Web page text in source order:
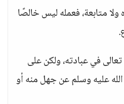
متابعة، فعمله ليس خالصًا
في عبادته، ولكن على
عليه وسلم عن جهل منه أو